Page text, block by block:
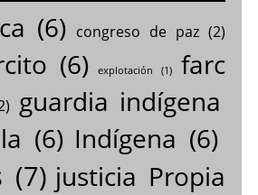
(6) congreso de paz(2)
(6) explotación (1)
farc
guardia indígena
(6) Indígena (6)
(7) justicia Propia